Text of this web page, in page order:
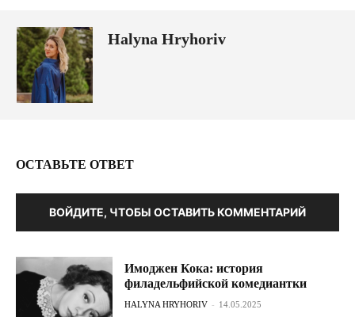
Halyna Hryhoriv
ОСТАВЬТЕ ОТВЕТ
ВОЙДИТЕ, ЧТОБЫ ОСТАВИТЬ КОММЕНТАРИЙ
Имоджен Кока: история
филадельфийской комедиантки
HALYNA HRYHORIV - 14.05.2025